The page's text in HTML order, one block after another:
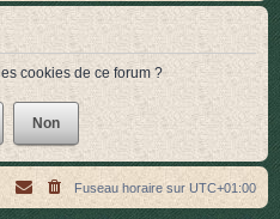
e
c
h
e
cookies de ce forum ?
Fuseau horaire sur UTC+01:00